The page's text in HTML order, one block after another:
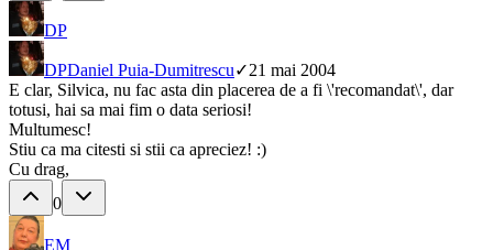
DP
DPDaniel Puia-Dumitrescu✓21 mai 2004
E clar, Silvica, nu fac asta din placerea de a fi \'recomandat\', dar
totusi, hai sa mai fim o data seriosi!
Multumesc!
Stiu ca ma citesti si stii ca apreciez! :)
Cu drag,
0
EM